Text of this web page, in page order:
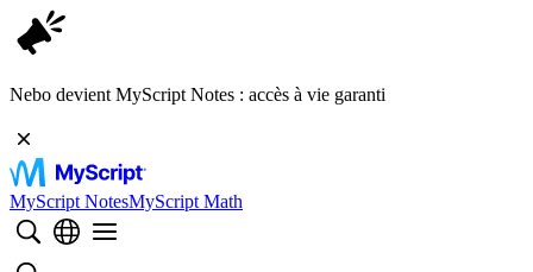
Nebo devient MyScript Notes : accès à vie garanti
MyScript NotesMyScript Math